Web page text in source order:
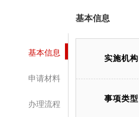
基本信息
申请材料
办理流程
基本信息
实施机构
事项类型